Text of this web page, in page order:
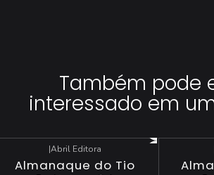
Também pode
interessado em
DESCONTO
|Abril Editora
Almanaque do Tio